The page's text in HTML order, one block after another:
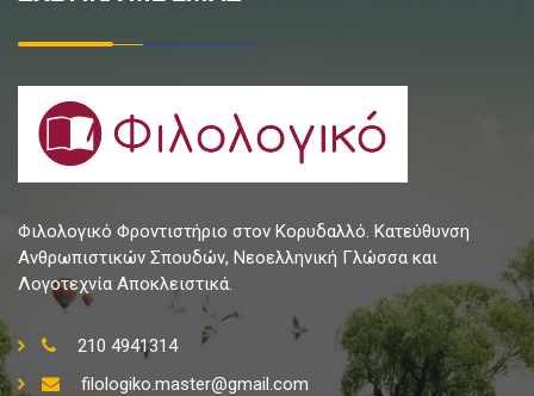
Φιλολογικό Φροντιστήριο στον Κορυδαλλό. Κατεύθυνση
Ανθρωπιστικών Σπουδών, Νεοελληνική Γλώσσα και
Λογοτεχνία Αποκλειστικά.
210 4941314
filologiko.master@gmail.com